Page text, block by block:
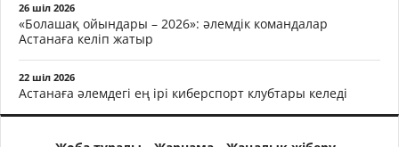
26 шіл 2026
«Болашақ ойындары – 2026»: әлемдік командалар
Астанаға келіп жатыр
22 шіл 2026
Астанаға әлемдегі ең ірі киберспорт клубтары келеді